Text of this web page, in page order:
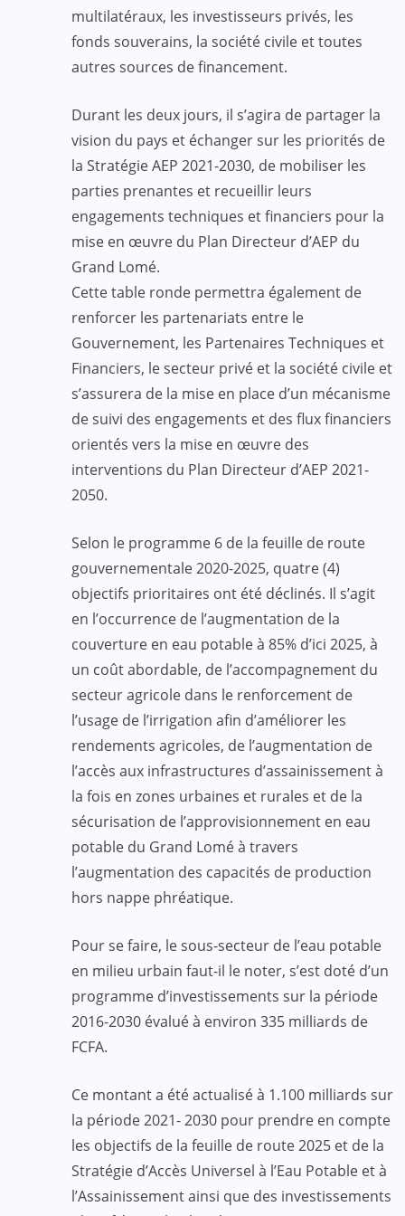
multilatéraux, les investisseurs privés, les
fonds souverains, la société civile et toutes
autres sources de financement.
Durant les deux jours, il s’agira de partager la
vision du pays et échanger sur les priorités de
la Stratégie AEP 2021-2030, de mobiliser les
parties prenantes et recueillir leurs
engagements techniques et financiers pour la
mise en œuvre du Plan Directeur d’AEP du
Grand Lomé.
Cette table ronde permettra également de
renforcer les partenariats entre le
Gouvernement, les Partenaires Techniques et
Financiers, le secteur privé et la société civile et
s’assurera de la mise en place d’un mécanisme
de suivi des engagements et des flux financiers
orientés vers la mise en œuvre des
interventions du Plan Directeur d’AEP 2021-
2050.
Selon le programme 6 de la feuille de route
gouvernementale 2020-2025, quatre (4)
objectifs prioritaires ont été déclinés. Il s’agit
en l’occurrence de l’augmentation de la
couverture en eau potable à 85% d’ici 2025, à
un coût abordable, de l’accompagnement du
secteur agricole dans le renforcement de
l’usage de l’irrigation afin d’améliorer les
rendements agricoles, de l’augmentation de
l’accès aux infrastructures d’assainissement à
la fois en zones urbaines et rurales et de la
sécurisation de l’approvisionnement en eau
potable du Grand Lomé à travers
l’augmentation des capacités de production
hors nappe phréatique.
Pour se faire, le sous-secteur de l’eau potable
en milieu urbain faut-il le noter, s’est doté d’un
programme d’investissements sur la période
2016-2030 évalué à environ 335 milliards de
FCFA.
Ce montant a été actualisé à 1.100 milliards sur
la période 2021- 2030 pour prendre en compte
les objectifs de la feuille de route 2025 et de la
Stratégie d’Accès Universel à l’Eau Potable et à
l’Assainissement ainsi que des investissements